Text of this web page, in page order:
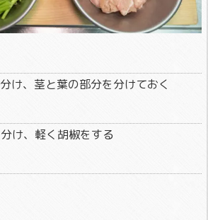
け、茎と葉の部分を分けておく
け、軽く胡椒をする